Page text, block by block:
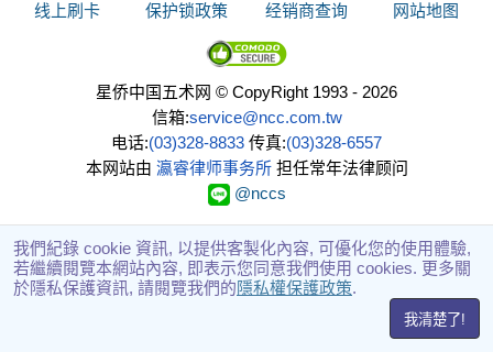
线上刷卡
保护锁政策 经销商查询 网站地图
星侨中国五术网 © CopyRight 1993 - 2026
信箱:service@ncc.com.tw
电话:(03)328-8833 传真:(03)328-6557
本网站由 瀛睿律师事务所担任常年法律顾问
@nccs
我們紀錄 cookie 資訊, 以提供客製化內容, 可優化您的使用體驗,
若繼續閱覽本網站內容, 即表示您同意我們使用 cookies. 更多關
於隱私保護資訊, 請閱覽我們的隱私權保護政策.
我清楚了!